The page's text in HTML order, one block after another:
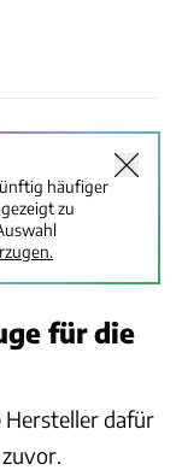
häufiger
zu
für die
Hersteller dafür